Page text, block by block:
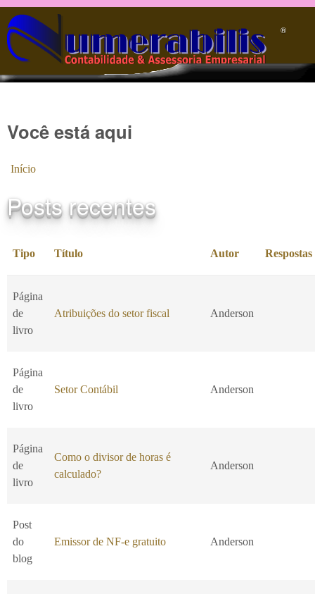
Pular para o conteúdo principal
®️
Você está aqui
Início
Posts recentes
Tipo Título Autor Respostas
Página
de
livro
Atribuições do setor fiscal Anderson
Página
de
livro
Setor Contábil Anderson
Página
de
livro
Como o divisor de horas é
calculado?
Anderson
Post
do
blog
Emissor de NF-e gratuito Anderson